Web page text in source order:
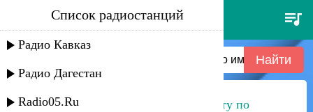
зарема гаджиева - я назову
планету по именем твоим
Список радиостанций
Радио Кавказ
Радио Дагестан
Radio05.Ru
Зарема Гаджиева - Я назову планету по